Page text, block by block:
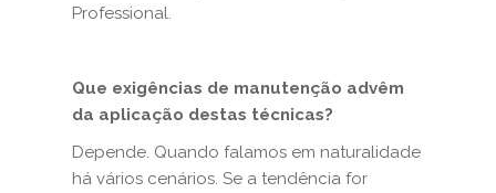
Professional.
Que exigências de manutenção advêm
da aplicação destas técnicas?
Depende. Quando falamos em naturalidade
há vários cenários. Se a tendência for